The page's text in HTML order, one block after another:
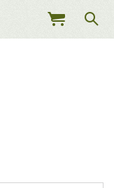
MEU